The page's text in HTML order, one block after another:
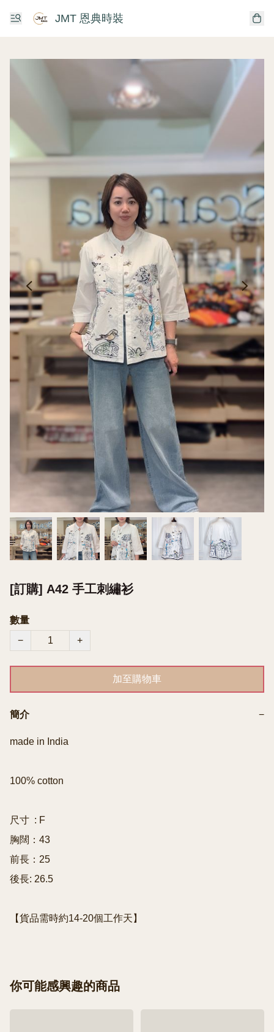
JMT 恩典時裝
[訂購] A42 手工刺繡衫
數量
−
+
加至購物車
簡介 −
made in India
100% cotton
尺寸  : F
胸闊：43
前長：25
後長: 26.5
【貨品需時約14-20個工作天】
你可能感興趣的商品